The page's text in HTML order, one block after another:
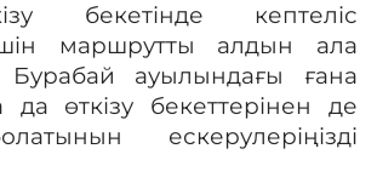
бекетінде кептеліс
маршрутты алдын ала
Бурабай ауылындағы ғана
да өткізу бекеттерінен де
ескерулеріңізді